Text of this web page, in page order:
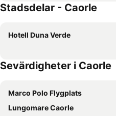
Hotel Ambassador
Regent's Hotel
Hotel Gran Venere Beach
Hotel Erika
Hotel Bellevue
Stadsdelar - Caorle
Hotell Duna Verde
Sevärdigheter i Caorle
Marco Polo Flygplats
Lungomare Caorle